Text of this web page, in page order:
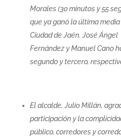
Morales (30 minutos y 55
que ya ganó la última
Ciudad de Jaén. José Ángel
Fernández y Manuel Cano
segundo y tercero,
El alcalde, Julio Millán,
participación y la
público, corredores y